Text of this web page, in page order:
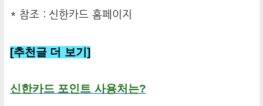
* 참조 : 신한카드 홈페이지
[추천글 더 보기]
신한카드 포인트 사용처는?